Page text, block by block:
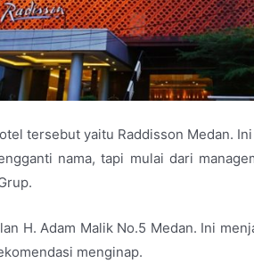
tersebut yaitu Raddisson Medan.
nama, tapi mulai dari
H. Adam Malik No.5 Medan. Ini
menginap.